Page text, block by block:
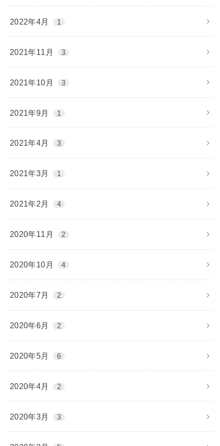
2022年4月 1
2021年11月 3
2021年10月 3
2021年9月 1
2021年4月 3
2021年3月 1
2021年2月 4
2020年11月 2
2020年10月 4
2020年7月 2
2020年6月 2
2020年5月 6
2020年4月 2
2020年3月 3